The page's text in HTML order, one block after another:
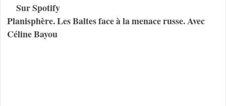
Sur Spotify
Planisphère. Les Baltes face à la menace russe. Avec
Céline Bayou